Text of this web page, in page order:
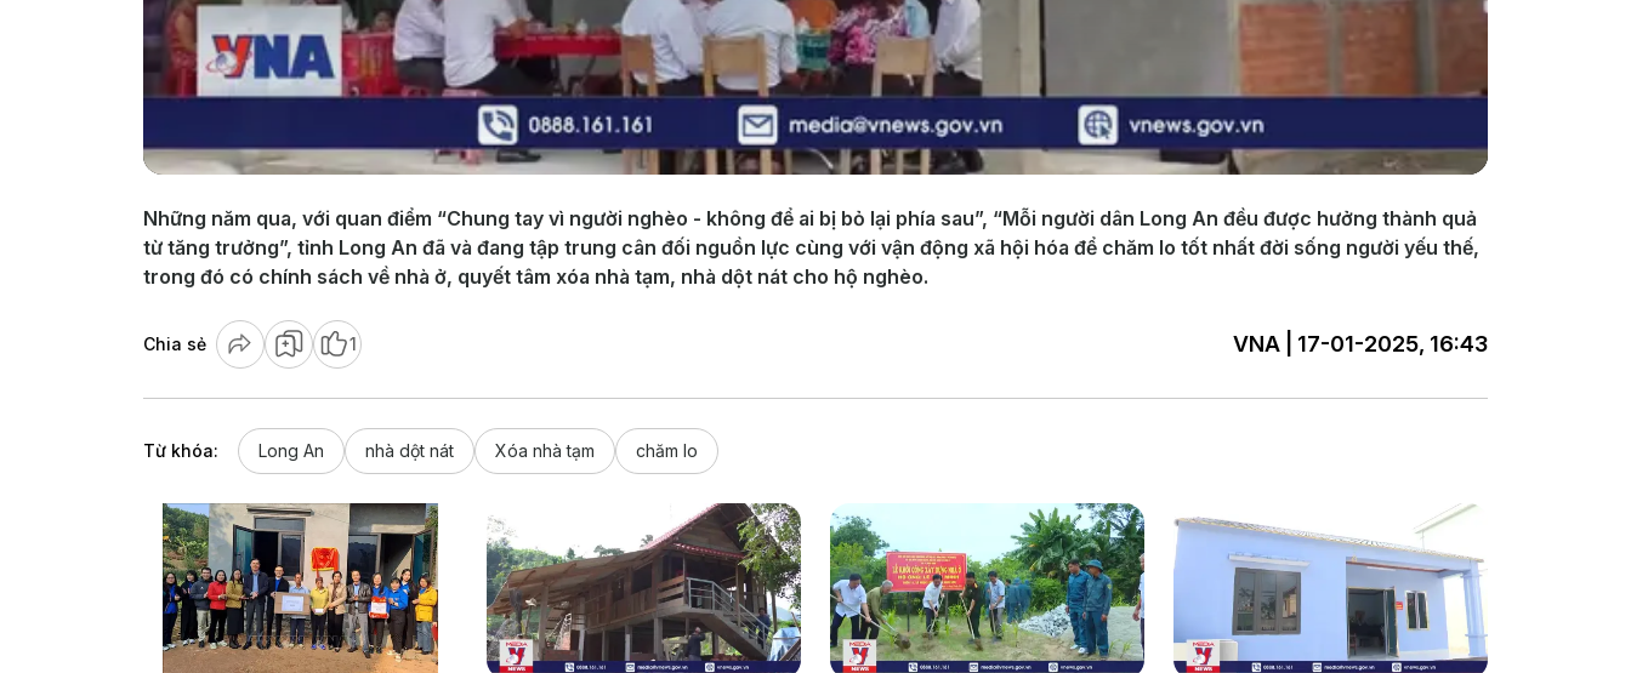
Những năm qua, với quan điểm “Chung tay vì người nghèo - không để ai bị bỏ lại phía sau”, “Mỗi người dân Long An đều được hưởng thành quả
từ tăng trưởng”, tỉnh Long An đã và đang tập trung cân đối nguồn lực cùng với vận động xã hội hóa để chăm lo tốt nhất đời sống người yếu thế,
trong đó có chính sách về nhà ở, quyết tâm xóa nhà tạm, nhà dột nát cho hộ nghèo.
Chia sẻ 1 VNA | 17-01-2025, 16:43
Từ khóa: Long An nhà dột nát Xóa nhà tạm chăm lo